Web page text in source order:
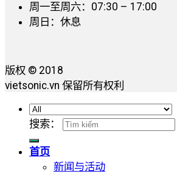
周一至周六：07:30 – 17:00
周日：休息
版权 © 2018
vietsonic.vn 保留所有权利
搜索：
首页
新闻与活动